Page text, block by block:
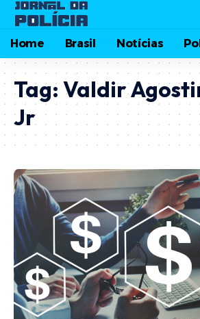
Home Brasil Notícias
Tag: Valdir
Jr